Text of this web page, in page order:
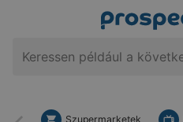
Szupermarketek